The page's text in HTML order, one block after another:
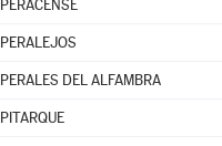
PERACENSE
PERALEJOS
PERALES DEL ALFAMBRA
PITARQUE